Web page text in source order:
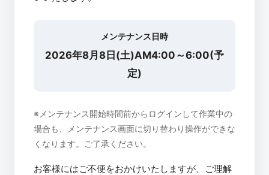
メンテナンス日時
2026年8月8日(土)AM4:00～6:00(予
定)
※メンテナンス開始時間前からログインして作業中の
場合も、メンテナンス画面に切り替わり操作ができな
くなります。ご了承ください。
お客様にはご不便をおかけいたしますが、ご理解